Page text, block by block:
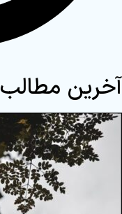
آخرین مطالب